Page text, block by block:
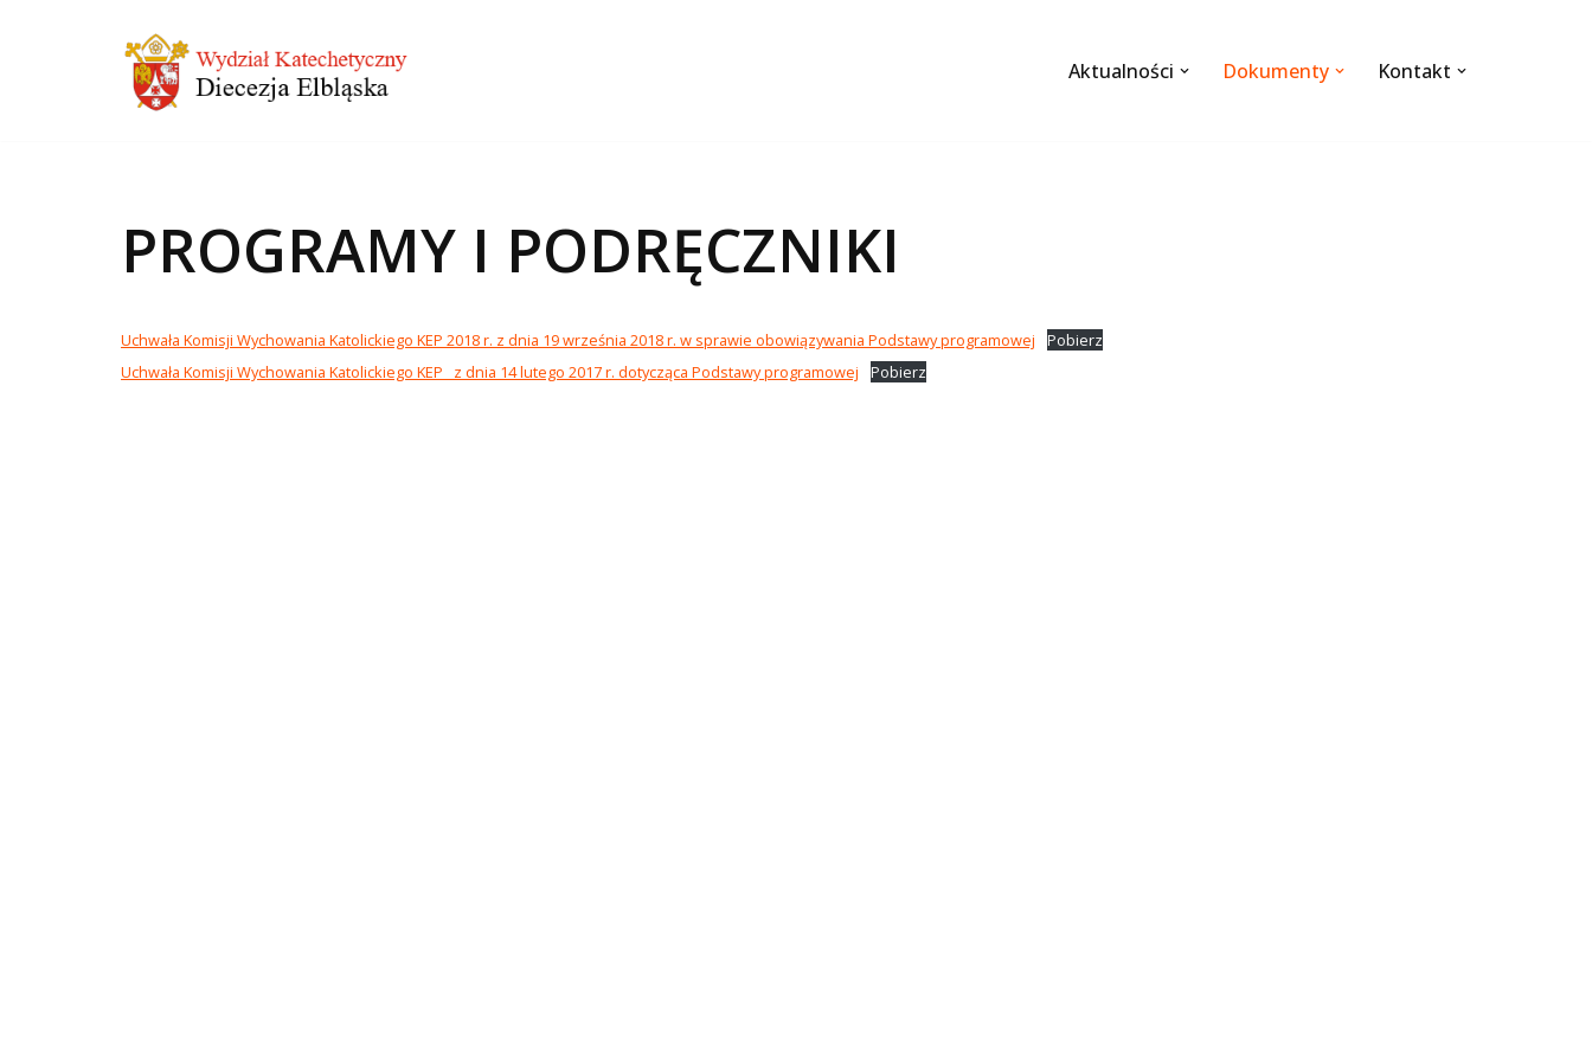
Aktualności Dokumenty Kontakt
PROGRAMY I PODRĘCZNIKI
Uchwała Komisji Wychowania Katolickiego KEP 2018 r. z dnia 19 września 2018 r. w sprawie obowiązywania Podstawy programowej
Pobierz
Uchwała Komisji Wychowania Katolickiego KEP z dnia 14 lutego 2017 r. dotycząca Podstawy programowej
Pobierz